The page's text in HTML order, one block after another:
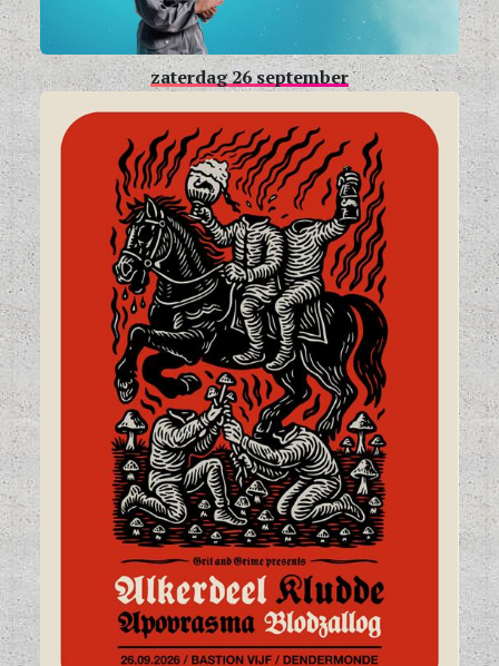
zaterdag 26 september